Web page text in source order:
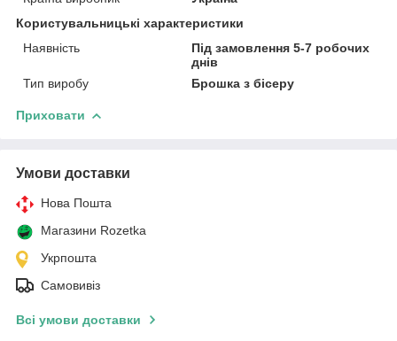
Користувальницькі характеристики
Наявність
Під замовлення 5-7 робочих
днів
Тип виробу
Брошка з бісеру
Приховати
Умови доставки
Нова Пошта
Магазини Rozetka
Укрпошта
Самовивіз
Всі умови доставки